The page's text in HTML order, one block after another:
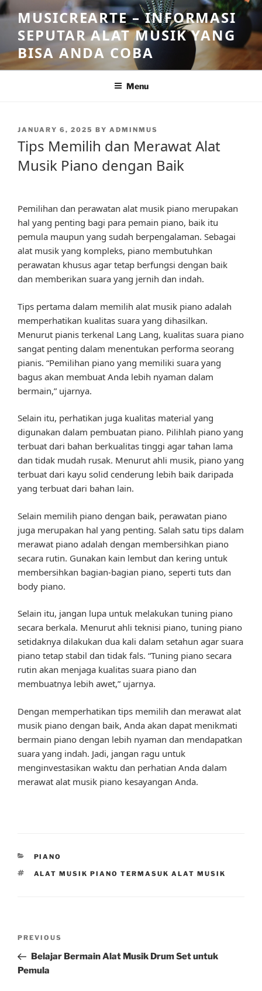
Skip
to
content
MUSICREARTE – INFORMASI
SEPUTAR ALAT MUSIK YANG
BISA ANDA COBA
Menu
POSTED
ON
JANUARY 6, 2025 BY ADMINMUS
Tips Memilih dan Merawat Alat
Musik Piano dengan Baik
Pemilihan dan perawatan alat musik piano merupakan
hal yang penting bagi para pemain piano, baik itu
pemula maupun yang sudah berpengalaman. Sebagai
alat musik yang kompleks, piano membutuhkan
perawatan khusus agar tetap berfungsi dengan baik
dan memberikan suara yang jernih dan indah.
Tips pertama dalam memilih alat musik piano adalah
memperhatikan kualitas suara yang dihasilkan.
Menurut pianis terkenal Lang Lang, kualitas suara piano
sangat penting dalam menentukan performa seorang
pianis. “Pemilihan piano yang memiliki suara yang
bagus akan membuat Anda lebih nyaman dalam
bermain,” ujarnya.
Selain itu, perhatikan juga kualitas material yang
digunakan dalam pembuatan piano. Pilihlah piano yang
terbuat dari bahan berkualitas tinggi agar tahan lama
dan tidak mudah rusak. Menurut ahli musik, piano yang
terbuat dari kayu solid cenderung lebih baik daripada
yang terbuat dari bahan lain.
Selain memilih piano dengan baik, perawatan piano
juga merupakan hal yang penting. Salah satu tips dalam
merawat piano adalah dengan membersihkan piano
secara rutin. Gunakan kain lembut dan kering untuk
membersihkan bagian-bagian piano, seperti tuts dan
body piano.
Selain itu, jangan lupa untuk melakukan tuning piano
secara berkala. Menurut ahli teknisi piano, tuning piano
setidaknya dilakukan dua kali dalam setahun agar suara
piano tetap stabil dan tidak fals. “Tuning piano secara
rutin akan menjaga kualitas suara piano dan
membuatnya lebih awet,” ujarnya.
Dengan memperhatikan tips memilih dan merawat alat
musik piano dengan baik, Anda akan dapat menikmati
bermain piano dengan lebih nyaman dan mendapatkan
suara yang indah. Jadi, jangan ragu untuk
menginvestasikan waktu dan perhatian Anda dalam
merawat alat musik piano kesayangan Anda.
CATEGORIES
PIANO
TAGS
ALAT MUSIK PIANO TERMASUK ALAT MUSIK
Previous
Post
PREVIOUS
Belajar Bermain Alat Musik Drum Set untuk
Pemula